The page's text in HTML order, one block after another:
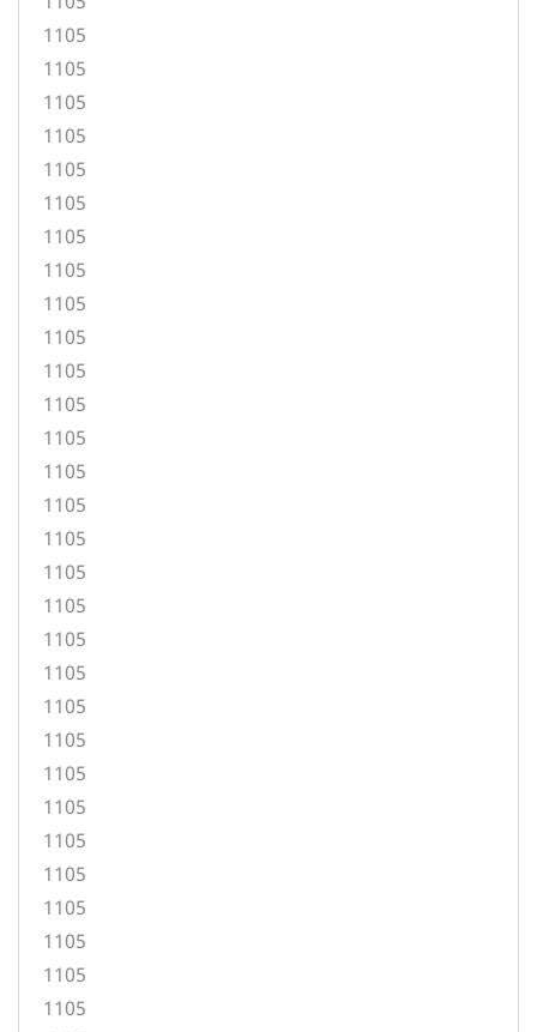
1105
1105
1105
1105
1105
1105
1105
1105
1105
1105
1105
1105
1105
1105
1105
1105
1105
1105
1105
1105
1105
1105
1105
1105
1105
1105
1105
1105
1105
1105